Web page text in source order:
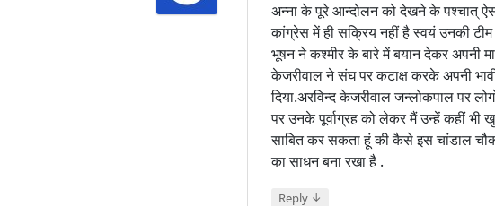
अन्ना के पूरे आन्दोलन को देखने के पश्चात्
कांग्रेस में ही सक्रिय नहीं है स्वयं उनकी
भूषन ने कश्मीर के बारे में बयान देकर अपनी
केजरीवाल ने संघ पर कटाक्ष करके अपनी
दिया.अरविन्द केजरीवाल जन्लोकपाल पर
पर उनके पूर्वाग्रह को लेकर मैं उन्हें कहीं भी
साबित कर सकता हूं की कैसे इस चांडाल
का साधन बना रखा है .
Reply ↓